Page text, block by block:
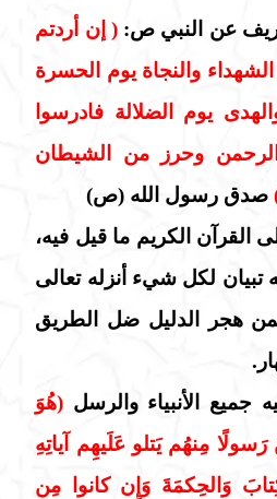
عن النبي ص:( إن أردتم
والنجاة يوم الحسرة
يوم الضلالة فادرسوا
الرحمن وحرز من الشيطان
صدق رسول الله (ص)
القرآن الكريم ما قيل فيه،
تبيان لكل شيء أنزله تعالى
فمن هجر الدليل ضل الطريق
جميع الأنبياء والرسل (هُوَ
مِنهُم يَتلو عَلَيهِم آياتِهِ
وَالحِكمَةَ وَإِن كانوا مِن